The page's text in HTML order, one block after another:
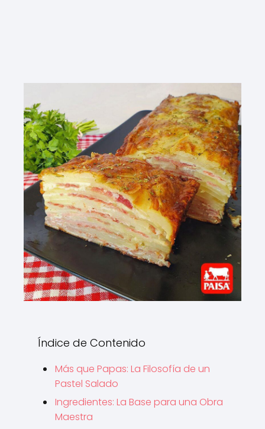
Índice de Contenido
Más que Papas: La Filosofía de un
Pastel Salado
Ingredientes: La Base para una Obra
Maestra